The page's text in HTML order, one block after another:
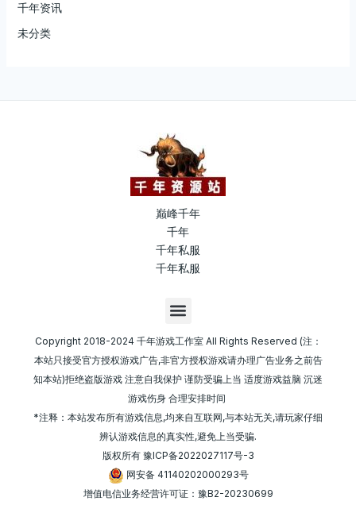
千年资讯
未分类
巅峰千年
千年
千年私服
千年私服
M
e
n
u
Copyright 2018-2024 千年游戏工作室 All Rights Reserved (注：
本站只接受官方授权游戏广告,非官方授权游戏请办理广告业务之前告
知本站)拒绝盗版游戏 注意自我保护 谨防受骗上当 适度游戏益脑 沉迷
游戏伤身 合理安排时间
*注释：本站发布所有游戏信息,均来自互联网,与本站无关,请玩家仔细
辨认游戏信息的真实性,避免上当受骗.
版权所有 豫ICP备2022027117号-3
网安备 41140202000293号
增值电信业务经营许可证：豫B2-20230699